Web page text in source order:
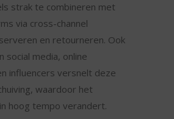
strak te combineren met
via cross-channel
en retourneren. Ook
social media, online
influencers versnelt deze
waardoor het
hoog tempo verandert.